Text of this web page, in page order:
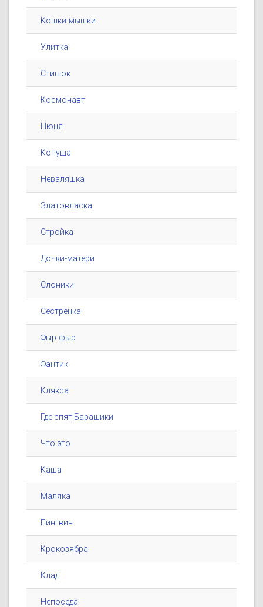
Кошки-мышки
Улитка
Стишок
Космонавт
Нюня
Копуша
Неваляшка
Златовласка
Стройка
Дочки-матери
Слоники
Сестрёнка
Фыр-фыр
Фантик
Клякса
Где спят Барашики
Что это
Каша
Маляка
Пингвин
Крокозябра
Клад
Непоседа